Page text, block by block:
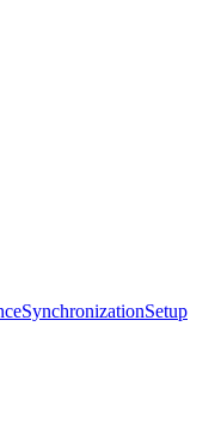
SynchronizationSetup